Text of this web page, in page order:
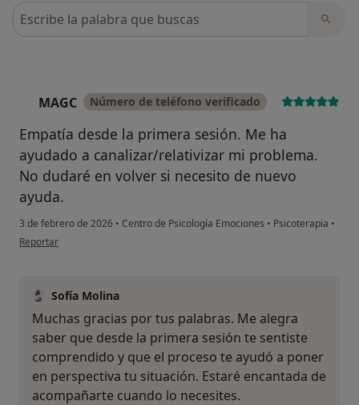
Busca en opiniones
MAGC Número de teléfono verificado
Empatía desde la primera sesión. Me ha
ayudado a canalizar/relativizar mi problema.
No dudaré en volver si necesito de nuevo
ayuda.
3 de febrero de 2026 • Centro de Psicología Emociones • Psicoterapia •
en opinión del usuario MAGC
Reportar
Sofía Molina
Muchas gracias por tus palabras. Me alegra
saber que desde la primera sesión te sentiste
comprendido y que el proceso te ayudó a poner
en perspectiva tu situación. Estaré encantada de
acompañarte cuando lo necesites.